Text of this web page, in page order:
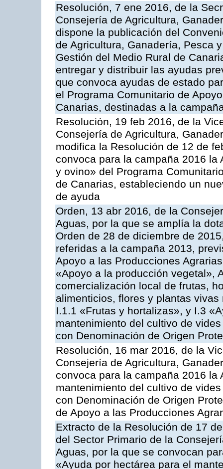
Resolución, 7 ene 2016, de la
Consejería de Agricultura,
dispone la publicación del
de Agricultura, Ganadería, Pesca
Gestión del Medio Rural de
entregar y distribuir las ayudas
que convoca ayudas de estado
el Programa Comunitario de
Canarias, destinadas a la
Resolución, 19 feb 2016, de la
Consejería de Agricultura,
modifica la Resolución de 12 de
convoca para la campaña 2016
y ovino» del Programa
de Canarias, estableciendo un
de ayuda
Orden, 13 abr 2016, de la
Aguas, por la que se amplía la
Orden de 28 de diciembre de
referidas a la campaña 2013,
Apoyo a las Producciones
«Apoyo a la producción vegetal»,
comercialización local de frutas,
alimenticios, flores y plantas
I.1.1 «Frutas y hortalizas», y I.3
mantenimiento del cultivo de
con Denominación de Origen
Resolución, 16 mar 2016, de la
Consejería de Agricultura,
convoca para la campaña 2016 la
mantenimiento del cultivo de
con Denominación de Origen
de Apoyo a las Producciones
Extracto de la Resolución de 17
del Sector Primario de la
Aguas, por la que se convocan
«Ayuda por hectárea para el